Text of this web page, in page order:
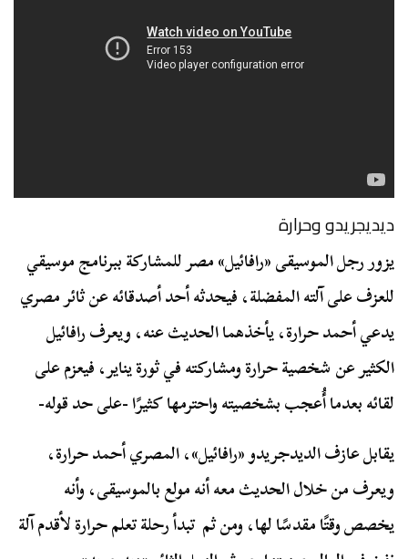
ديديجريدو وحرارة
يزور رجل الموسيقى «رافائيل» مصر للمشاركة ببرنامج موسيقي
للعزف على آلته المفضلة، فيحدثه أحد أصدقائه عن ثائر مصري
يدعي أحمد حرارة، يأخذهما الحديث عنه، ويعرف رافائيل
الكثير عن شخصية حرارة ومشاركته في ثورة يناير، فيعزم على
لقائه بعدما أُعجب بشخصيته واحترمها كثيرًا -على حد قوله-
يقابل عازف الديدجريدو «رافائيل»، المصري أحمد حرارة،
ويعرف من خلال الحديث معه أنه مولع بالموسيقى، وأنه
يخصص وقتًا مقدسًا لها، ومن ثم تبدأ رحلة تعلم حرارة لأقدم آلة